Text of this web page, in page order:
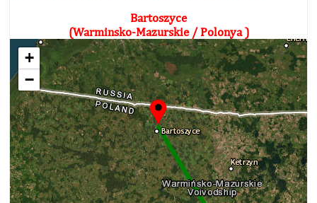
Bartoszyce
(Warminsko-Mazurskie / Polonya )
+
−